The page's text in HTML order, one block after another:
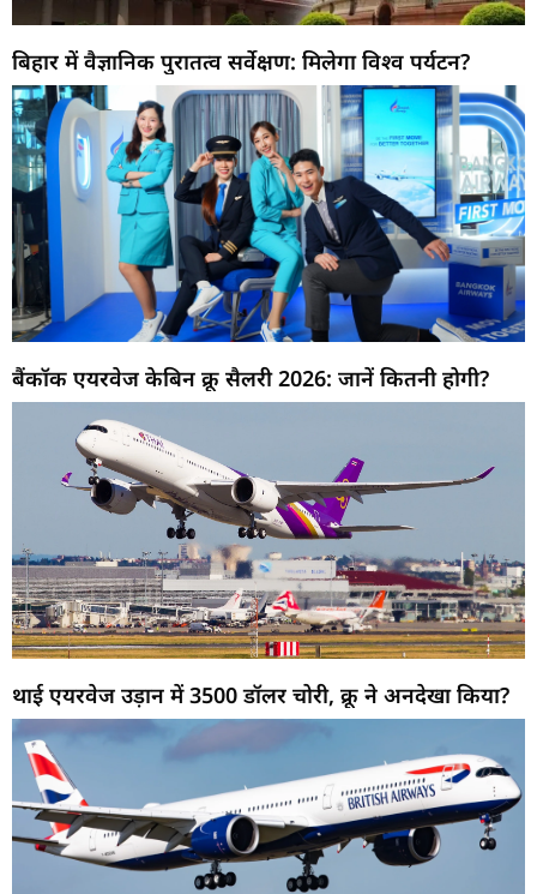
बिहार में वैज्ञानिक पुरातत्व सर्वेक्षण: मिलेगा विश्व पर्यटन?
बैंकॉक एयरवेज केबिन क्रू सैलरी 2026: जानें कितनी होगी?
थाई एयरवेज उड़ान में 3500 डॉलर चोरी, क्रू ने अनदेखा किया?